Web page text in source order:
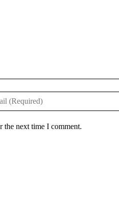
the next time I comment.